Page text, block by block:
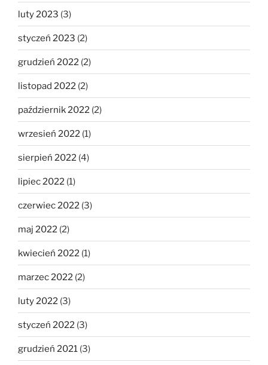
luty 2023 (3)
styczeń 2023 (2)
grudzień 2022 (2)
listopad 2022 (2)
październik 2022 (2)
wrzesień 2022 (1)
sierpień 2022 (4)
lipiec 2022 (1)
czerwiec 2022 (3)
maj 2022 (2)
kwiecień 2022 (1)
marzec 2022 (2)
luty 2022 (3)
styczeń 2022 (3)
grudzień 2021 (3)